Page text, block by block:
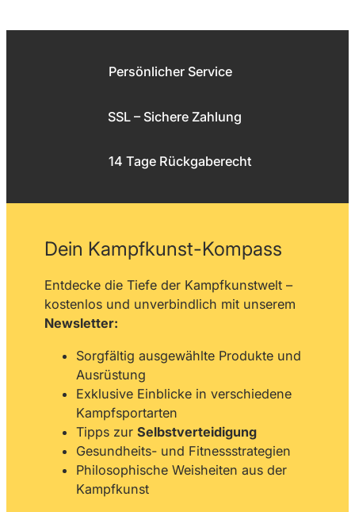
Persönlicher Service
SSL – Sichere Zahlung
14 Tage Rückgaberecht
Dein Kampfkunst-Kompass
Entdecke die Tiefe der Kampfkunstwelt –
kostenlos und unverbindlich mit unserem
Newsletter:
Sorgfältig ausgewählte Produkte und
Ausrüstung
Exklusive Einblicke in verschiedene
Kampfsportarten
Tipps zur Selbstverteidigung
Gesundheits- und Fitnessstrategien
Philosophische Weisheiten aus der
Kampfkunst